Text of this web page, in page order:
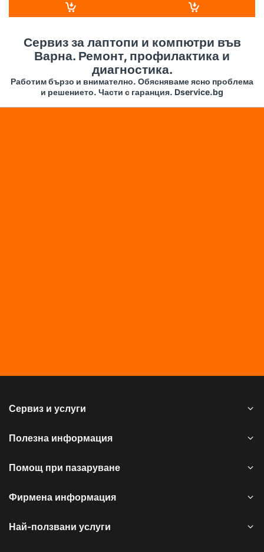
Сервиз за лаптопи и компютри във
Варна. Ремонт, профилактика и
диагностика.
Работим бързо и внимателно. Обясняваме ясно проблема
и решението. Части с гаранция. Dservice.bg
Сервиз и услуги
Полезна информация
Помощ при пазаруване
Фирмена информация
Най-ползвани услуги